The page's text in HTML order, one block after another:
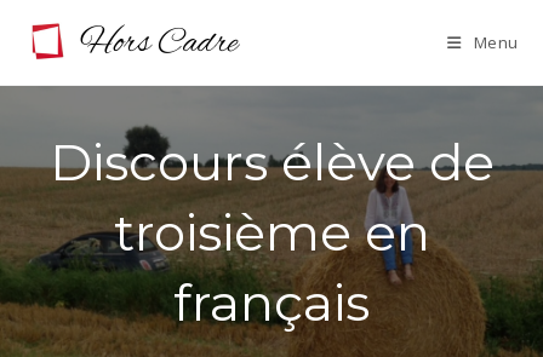
Menu
Discours élève de
troisième en
français